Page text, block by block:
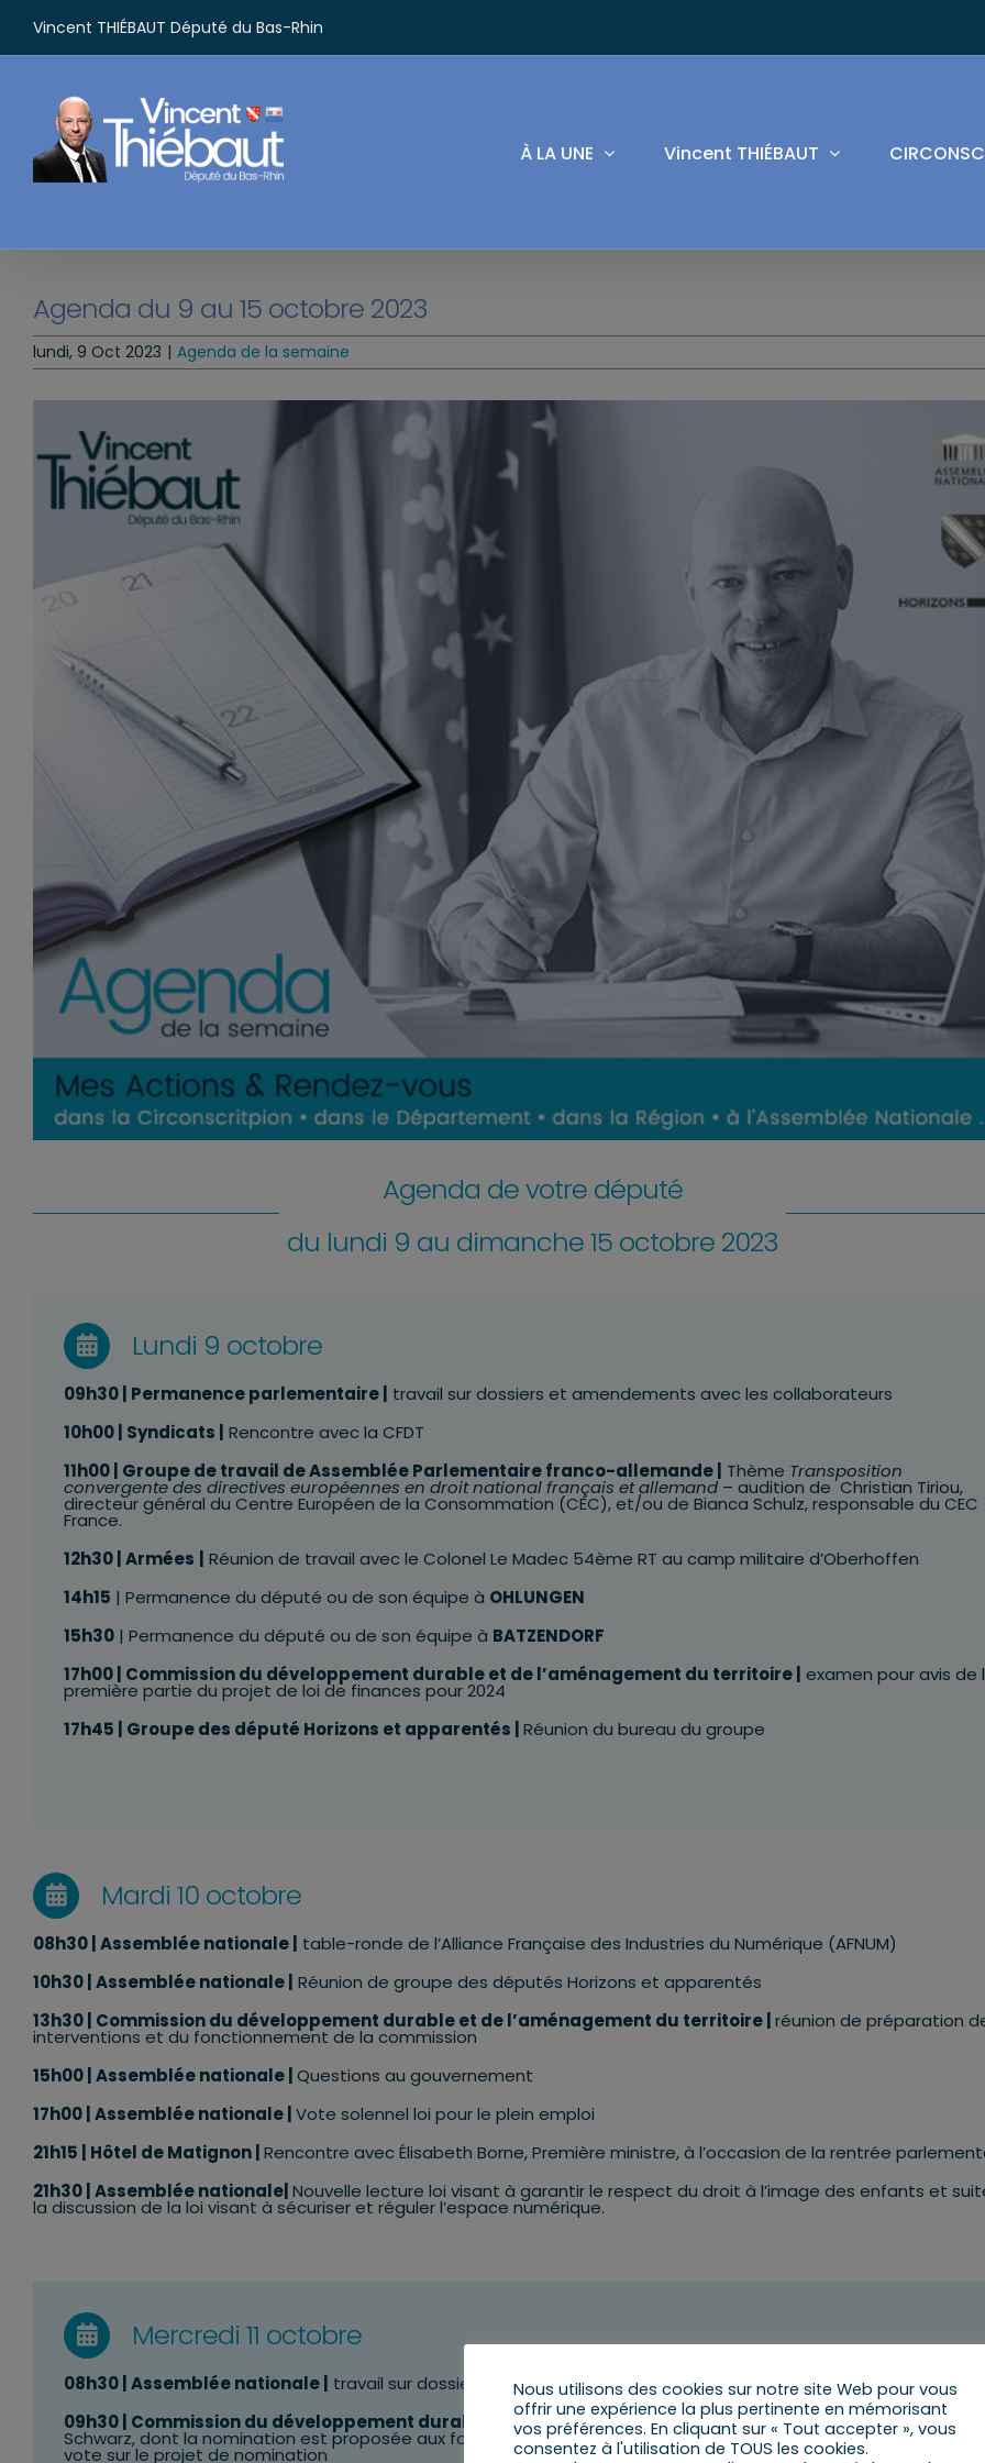
contenu
Vincent THIÉBAUT Député du Bas-Rhin
À LA UNE Vincent THIÉBAUT
Agenda du 9 au 15 octobre 2023
lundi, 9 Oct 2023 | Agenda de la semaine
Agenda de votre député
du lundi 9 au dimanche 15 octobre 2023
Lundi 9 octobre
09h30 | Permanence parlementaire |
travail sur dossiers et amendements avec les collaborateurs
10h00 | Syndicats |
Rencontre avec la CFDT
11h00 | Groupe de travail deAssemblée Parlementaire franco-allemande Thème Transposition
convergente des directives européennes en droit national français et allemand– audition de Christian Tiriou,
directeur général du Centre Européen de la Consommation (CEC), et/ou de Bianca Schulz, responsable du CEC
France.
12h30 | Armées Réunion de travail avecle Colonel Le Madec 54ème RT au camp militaire d’Oberhoffen
14h15 | Permanence du député ou de son équipe à OHLUNGEN
15h30| Permanence du député ou de son équipe à BATZENDORF
17h00 | Commission du développement durable et de l’aménagement du territoire | examen pour avis de
première partie du projet de loi de finances pour 2024
17h45 | Groupe des député Horizons et apparentés | Réunion du bureau du groupe
Mardi 10 octobre
08h30 | Assemblée nationale |
table-ronde de l’Alliance Française des Industries du Numérique (AFNUM)
10h30 | Assemblée nationale | Réunion de groupe des députés Horizons et apparentés
13h30 | Commission du développement durable et de l’aménagement du territoire | réunion de préparation
interventions et du fonctionnement de la commission
15h00 | Assemblée nationale | Questions au gouvernement
17h00 | Assemblée nationale | Vote solennel loi pour le plein emploi
21h15 | Hôtel de Matignon | Rencontre avec Élisabeth Borne, Première ministre, à l’occasion de la rentrée
21h30 | Assemblée nationale| Nouvelle lecture loi visant à garantir le respect du droit à l’image des enfants et
la discussion de la loi visant à sécuriser et réguler l’espace numérique.
Mercredi 11 octobre
08h30 | Assemblée nationale |
travail sur dossiers et amendements avec la collaboratrice parisienne
09h30 | Commission du développement durable et de l’aménagement du territoire |Audition de Virginie
Schwarz, dont la nomination est proposée aux fonctions de présidente-directrice générale de Météo-France,
vote sur le projet de nomination
Nous utilisons des cookies sur notre site Web pour vous
offrir une expérience la plus pertinente en mémorisant
vos préférences. En cliquant sur « Tout accepter », vous
consentez à l'utilisation de TOUS les cookies.